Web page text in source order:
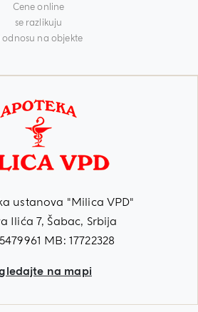
Cene online
se razlikuju
odnosu na objekte
ustanova "Milica VPD"
Ilića 7, Šabac, Srbija
MB: 17722328
na mapi